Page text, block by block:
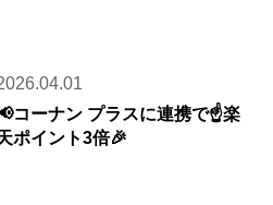
コーナン プラスに連携で☝️楽
ポイント3倍🎉